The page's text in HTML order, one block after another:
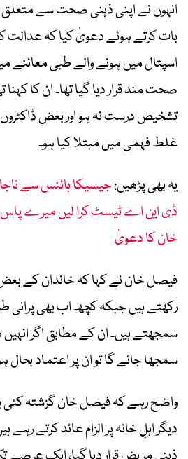
انہوں نے اپنی ذہنی صحت سے متعلق
بات کرتے ہوئے دعویٰ کیا کہ عدالت
اسپتال میں ہونے والے طبی معائنے
صحت مند قرار دیا گیا تھا۔ ان کا
تشخیص درست نہ ہو اور بعض ڈاکٹروں
غلط فہمی میں مبتلا کیا ہو۔
یہ بھی پڑھیں:جیسیکا ہائنس سے
ڈی این اے ٹیسٹ کرا لیں میرے پاس
خان کا دعویٰ
فیصل خان نے کہا کہ خاندان کے بعض
رکھتے ہیں جبکہ کچھ اب بھی پرانی
سمجھتے ہیں۔ ان کے مطابق اگر
سمجھا جائے گا تو ان پر اعتماد بحال
واضح رہے کہ فیصل خان گزشتہ کئی
دیگر اہلِ خانہ پر الزام عائد کرتے رہے